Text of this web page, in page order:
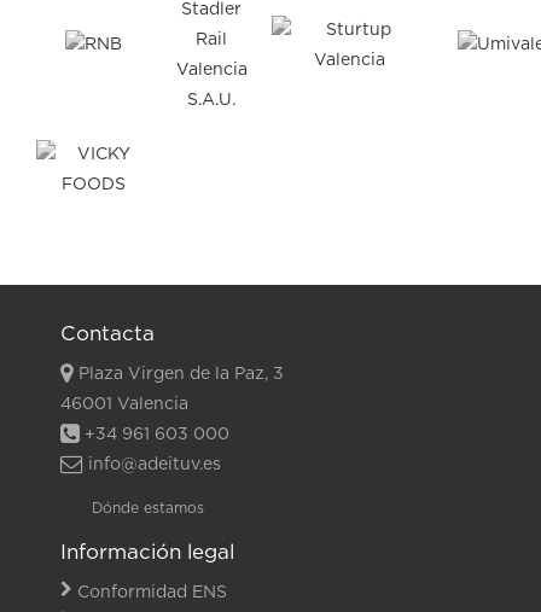
Contacta
Plaza Virgen de la Paz, 3
46001 Valencia
+34 961 603 000
info@adeituv.es
Dónde estamos
Información legal
Conformidad ENS